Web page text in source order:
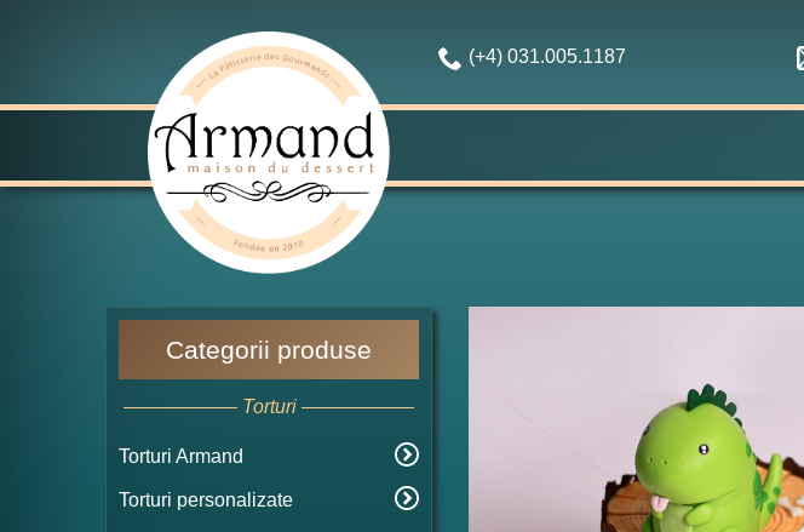
(+4) 031.005.1187
Categorii produse
Torturi
Torturi Armand
Torturi personalizate